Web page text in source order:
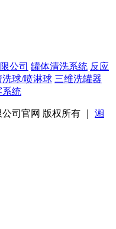
公司 罐体清洗系统 反应
洗球/喷淋球 三维洗罐器
系统
司官网 版权所有 ｜ 湘